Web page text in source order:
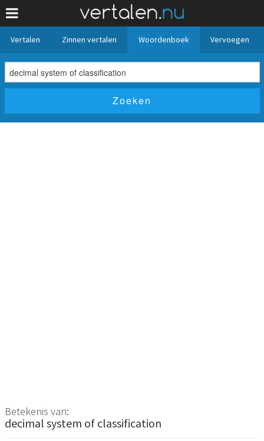
Vertalen Zinnen vertalen Woordenboek Vervoegen
Betekenis van:
decimal system of classification